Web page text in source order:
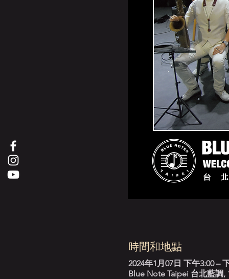
時間和地點
2024年1月07日 下午3:00 –
Blue Note Taipei 台北藍調,